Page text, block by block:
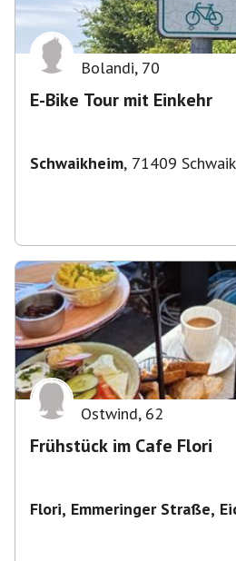
Bolandi, 70
E-Bike Tour mit Einkehr
Schwaikheim, 71409
Ostwind, 62
Frühstück im Cafe Flori
Flori, Emmeringer Straße,